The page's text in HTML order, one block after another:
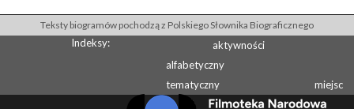
Teksty biogramów pochodzą z Polskiego Słownika Biograficznego
Indeksy:
aktywności
alfabetyczny
tematyczny
miejsc